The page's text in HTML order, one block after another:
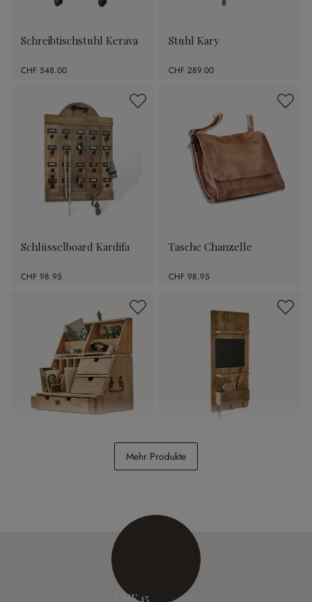
Schreibtischstuhl Kerava
CHF 548.00
Stuhl Kary
CHF 289.00
Schlüsselboard Kardifa
CHF 98.95
Tasche Chanzelle
CHF 98.95
Wand-Organizer
Seraphique
Mehr Produkte
CHF 15